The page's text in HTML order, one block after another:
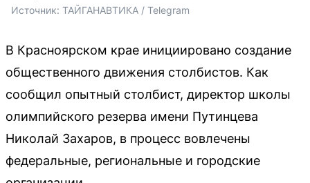
Источник: ТАЙГАНАВТИКА / Telegram
В Красноярском крае инициировано создание
общественного движения столбистов. Как
сообщил опытный столбист, директор школы
олимпийского резерва имени Путинцева
Николай Захаров, в процесс вовлечены
федеральные, региональные и городские